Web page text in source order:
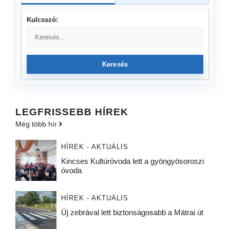
Kulcsszó:
Keresés
LEGFRISSEBB HÍREK
Még több hír
HÍREK - AKTUÁLIS
Kincses Kultúróvoda lett a gyöngyösoroszi
óvoda
HÍREK - AKTUÁLIS
Új zebrával lett biztonságosabb a Mátrai út